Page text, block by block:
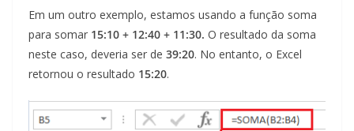
Em um outro exemplo, estamos usando a função soma
para somar 15:10 + 12:40 + 11:30. O resultado da soma
neste caso, deveria ser de 39:20. No entanto, o Excel
retornou o resultado 15:20.